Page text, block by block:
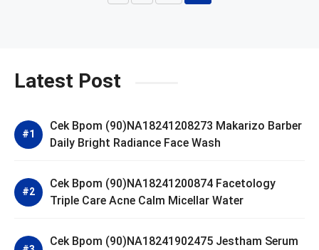
Latest Post
Cek Bpom (90)NA18241208273 Makarizo Barber
Daily Bright Radiance Face Wash
Cek Bpom (90)NA18241200874 Facetology
Triple Care Acne Calm Micellar Water
Cek Bpom (90)NA18241902475 Jestham Serum